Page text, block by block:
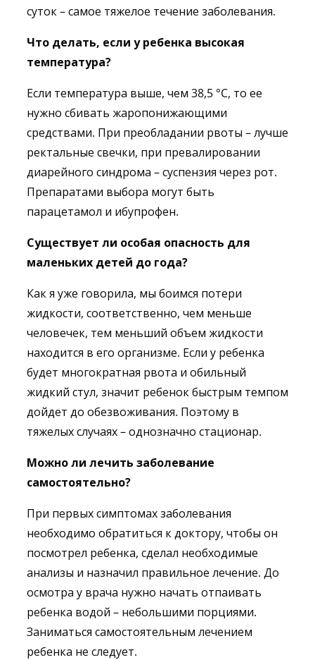
суток – самое тяжелое течение заболевания.
Что делать, если у ребенка высокая
температура?
Если температура выше, чем 38,5 °C, то ее
нужно сбивать жаропонижающими
средствами. При преобладании рвоты – лучше
ректальные свечки, при превалировании
диарейного синдрома – суспензия через рот.
Препаратами выбора могут быть
парацетамол и ибупрофен.
Существует ли особая опасность для
маленьких детей до года?
Как я уже говорила, мы боимся потери
жидкости, соответственно, чем меньше
человечек, тем меньший объем жидкости
находится в его организме. Если у ребенка
будет многократная рвота и обильный
жидкий стул, значит ребенок быстрым темпом
дойдет до обезвоживания. Поэтому в
тяжелых случаях – однозначно стационар.
Можно ли лечить заболевание
самостоятельно?
При первых симптомах заболевания
необходимо обратиться к доктору, чтобы он
посмотрел ребенка, сделал необходимые
анализы и назначил правильное лечение. До
осмотра у врача нужно начать отпаивать
ребенка водой – небольшими порциями.
Заниматься самостоятельным лечением
ребенка не следует.